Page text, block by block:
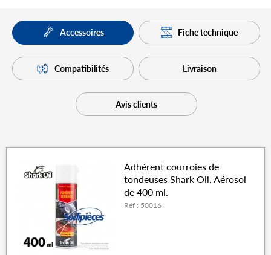
Accessoires Fiche technique
Compatibilités Livraison
Avis clients
Adhérent courroies de
tondeuses Shark Oil. Aérosol
de 400 ml.
Réf : 50016